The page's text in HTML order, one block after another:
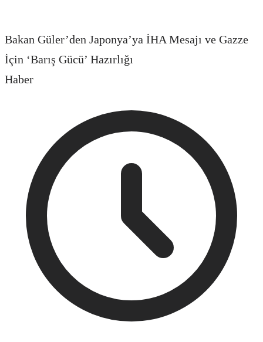
Bakan Güler’den Japonya’ya İHA Mesajı ve Gazze
İçin ‘Barış Gücü’ Hazırlığı
Haber